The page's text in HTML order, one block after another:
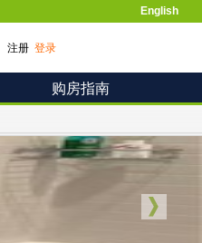
English
注册 登录
购房指南